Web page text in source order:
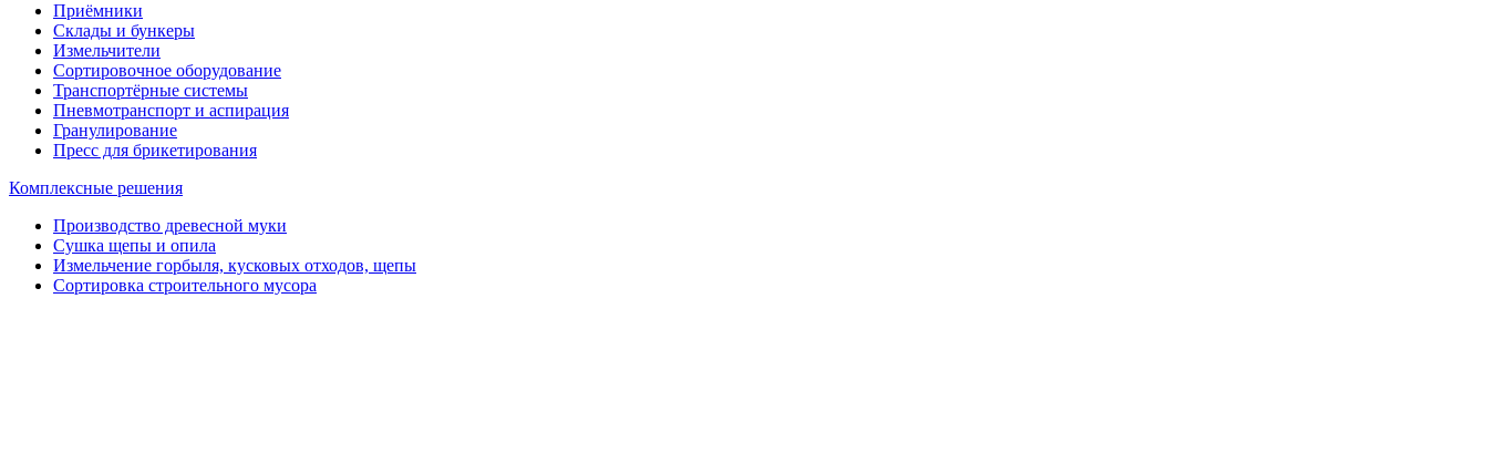
Приёмники
Склады и бункеры
Измельчители
Сортировочное оборудование
Транспортёрные системы
Пневмотранспорт и аспирация
Гранулирование
Пресс для брикетирования
Комплексные решения
Производство древесной муки
Сушка щепы и опила
Измельчение горбыля, кусковых отходов, щепы
Сортировка строительного мусора